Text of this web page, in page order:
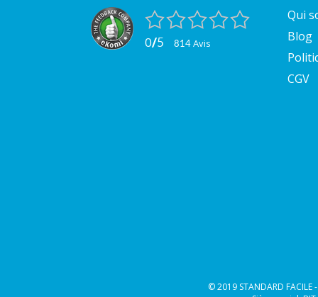
0/5 814 avis
Qui
Blog
CGV
© 2019 STANDARD FACILE